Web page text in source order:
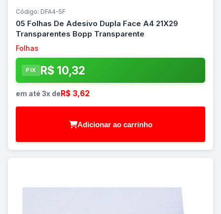
Código: DFA4-5F
05 Folhas De Adesivo Dupla Face A4 21X29
Transparentes Bopp Transparente
Folhas
PIX R$ 10,32
em até 3x de R$ 3,62
Adicionar ao carrinho